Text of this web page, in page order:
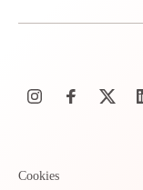
Cookies